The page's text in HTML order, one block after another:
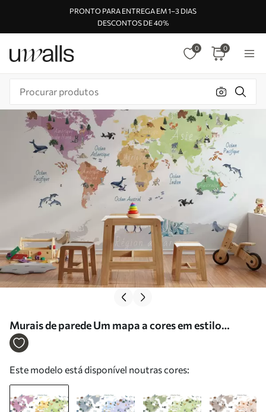
PRONTO PARA ENTREGA EM 1–3 DIAS
DESCONTOS DE 40%
0 0
Murais de parede Um mapa a cores em estilo
aquarela que apresenta animais, plantas e
Este modelo está disponível noutras cores: